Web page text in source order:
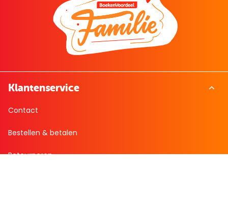
Klantenservice
Contact
Bestellen & betalen
Retourneren